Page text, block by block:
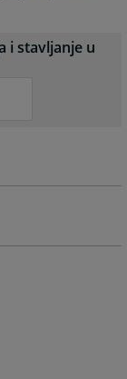
i stavljanje u